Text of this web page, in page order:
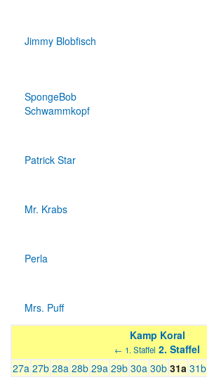
Jimmy Blobfisch
SpongeBob
Schwammkopf
Patrick Star
Mr. Krabs
Perla
Mrs. Puff
Kamp Koral
← 1. Staffel 2. Staffel
27a 27b 28a 28b 29a 29b 30a 30b 31a 31b